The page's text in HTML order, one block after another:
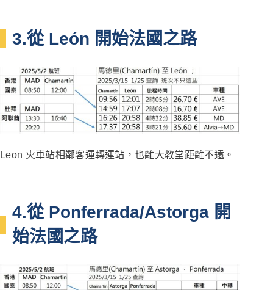
3.從 León 開始法國之路
Leon 火車站相鄰客運轉運站，也離大教堂距離不遠。
4.從 Ponferrada/Astorga 開
始法國之路